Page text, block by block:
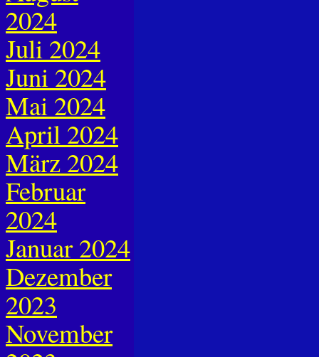
2024
Juli 2024
Juni 2024
Mai 2024
April 2024
März 2024
Februar
2024
Januar 2024
Dezember
2023
November